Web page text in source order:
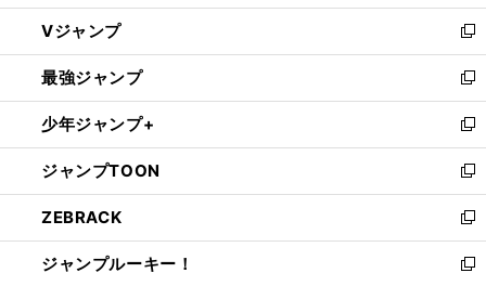
ウ
ィ
ン
ド
ウ
で
開
く
し
い
ウ
ィ
ン
ド
ウ
で
開
く
Vジャンプ
新
し
い
ウ
ィ
ン
ド
ウ
で
開
く
最強ジャンプ
新
し
い
ウ
ィ
ン
ド
ウ
で
少年ジャンプ+
新
し
い
ウ
ィ
ン
ド
ジャンプTOON
新
し
い
ウ
ィ
ZEBRACK
新
し
い
ジャンプルーキー！
新